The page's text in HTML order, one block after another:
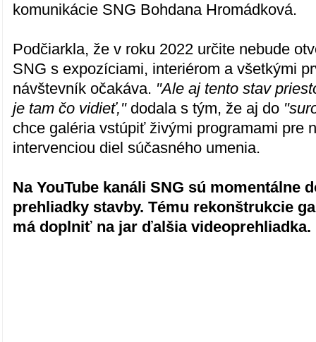
komunikácie SNG Bohdana Hromádková.
Podčiarkla, že v roku 2022 určite nebude
SNG s expozíciami, interiérom a všetkými
návštevník očakáva. "Ale aj tento stav
je tam čo vidieť,"dodala s tým, že aj do
chce galéria vstúpiť živými programami pre
intervenciou diel súčasného umenia.
Na YouTube kanáli SNG sú momentálne
prehliadky stavby. Tému rekonštrukcie
má doplniť na jar ďalšia videoprehliadka.